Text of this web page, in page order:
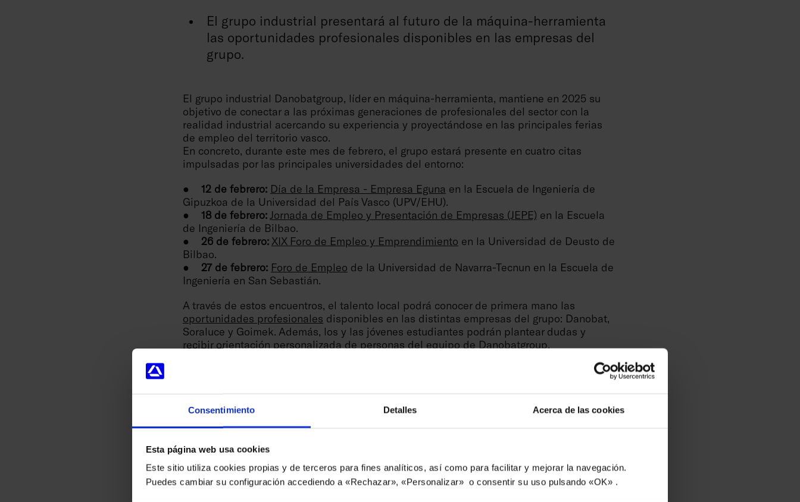
Consentimiento Detalles Acerca de las cookies
Esta página web usa cookies
Este sitio utiliza cookies propias y de terceros para fines analíticos, así como para facilitar y mejorar la navegación.
Puedes cambiar su configuración accediendo a «Rechazar», «Personalizar» o consentir su uso pulsando «OK» .
El grupo industrial presentará al futuro de la máquina-herramienta
las oportunidades profesionales disponibles en las empresas del
grupo.
El grupo industrial Danobatgroup, líder en máquina-herramienta, mantiene en 2025 su
objetivo de conectar a las próximas generaciones de profesionales del sector con la
realidad industrial acercando su experiencia y proyectándose en las principales ferias
de empleo del territorio vasco.
En concreto, durante este mes de febrero, el grupo estará presente en cuatro citas
impulsadas por las principales universidades del entorno:
● 12 de febrero: Día de la Empresa - Empresa Eguna en la Escuela de Ingeniería de
Gipuzkoa de la Universidad del País Vasco (UPV/EHU).
● 18 de febrero:Jornada de Empleo y Presentación de Empresas (JEPE) en la Escuela
de Ingeniería de Bilbao.
● 26 de febrero:XIX Foro de Empleo y Emprendimiento en la Universidad de Deusto de
Bilbao.
● 27 de febrero: Foro de Empleo de la Universidad de Navarra-Tecnun en la Escuela de
Ingeniería en San Sebastián.
A través de estos encuentros, el talento local podrá conocer de primera mano las
oportunidades profesionales disponibles en las distintas empresas del grupo: Danobat,
Soraluce y Goimek. Además, los y las jóvenes estudiantes podrán plantear dudas y
recibir orientación personalizada de personas del equipo de Danobatgroup.
cada uno”, destaca Iker Usabiaga, director de gestión social del grupo industrial.
Danobatgroup también dará a conocer en estas ferias los premios
dedicada a la Transformación Digital.